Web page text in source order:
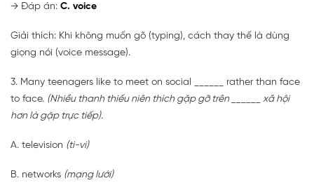
→ Đáp án: C. voice
Giải thích: Khi không muốn gõ (typing), cách thay thế là dùng
giọng nói (voice message).
3. Many teenagers like to meet on social ______ rather than face
to face. (Nhiều thanh thiếu niên thích gặp gỡ trên ______ xã hội
hơn là gặp trực tiếp).
A. television (ti-vi)
B. networks (mạng lưới)